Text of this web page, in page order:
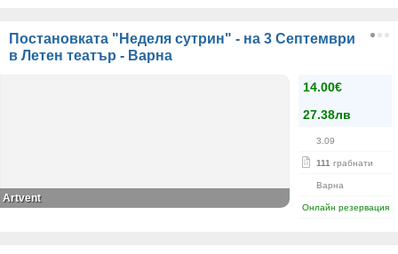
Постановката "Неделя сутрин" - на 3 Септември
в Летен театър - Варна
14.00€
27.38лв
3.09
111 грабнати
Варна
Онлайн резервация
Аrtvent